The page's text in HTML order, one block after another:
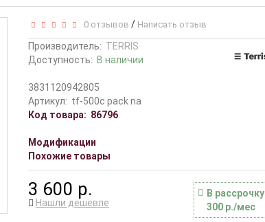
0 отзывов / Написать отзыв
Производитель: TERRIS
Доступность: В наличии
3831120942805
Артикул: tf-500c pack na
Код товара: 86796
Модификации
Похожие товары
3 600 р.
В рассрочку
300 р./мес
Нашли дешевле